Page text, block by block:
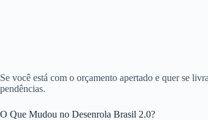
Se você está com o orçamento apertado e quer se
pendências.
O Que Mudou no Desenrola Brasil 2.0?